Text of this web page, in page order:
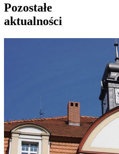
Pozostałe
aktualności